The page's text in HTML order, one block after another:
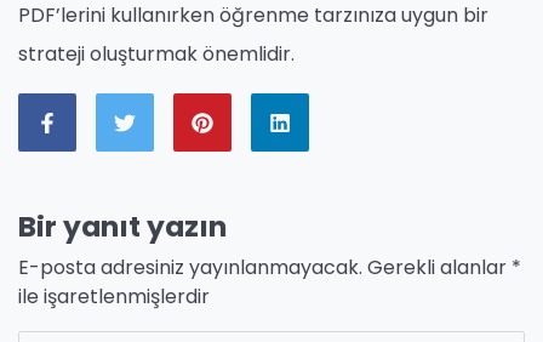
PDF’lerini kullanırken öğrenme tarzınıza uygun bir
strateji oluşturmak önemlidir.
Bir yanıt yazın
E-posta adresiniz yayınlanmayacak. Gerekli alanlar *
ile işaretlenmişlerdir